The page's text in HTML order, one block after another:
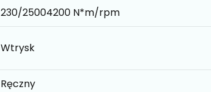
230/25004200 N*m/rpm
Wtrysk
Ręczny